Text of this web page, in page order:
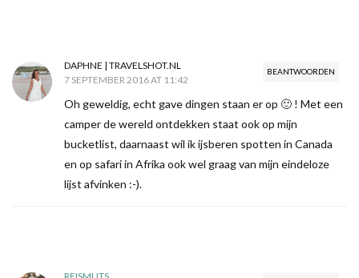
BEANTWOORDEN
DAPHNE | TRAVELSHOT.NL
7 SEPTEMBER 2016 AT 11:42
Oh geweldig, echt gave dingen staan er op 🙂 ! Met een
camper de wereld ontdekken staat ook op mijn
bucketlist, daarnaast wil ik ijsberen spotten in Canada
en op safari in Afrika ook wel graag van mijn eindeloze
lijst afvinken :-).